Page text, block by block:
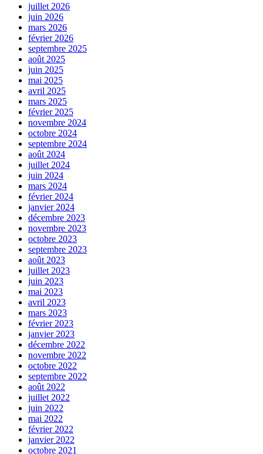
juillet 2026
juin 2026
mars 2026
février 2026
septembre 2025
août 2025
juin 2025
mai 2025
avril 2025
mars 2025
février 2025
novembre 2024
octobre 2024
septembre 2024
août 2024
juillet 2024
juin 2024
mars 2024
février 2024
janvier 2024
décembre 2023
novembre 2023
octobre 2023
septembre 2023
août 2023
juillet 2023
juin 2023
mai 2023
avril 2023
mars 2023
février 2023
janvier 2023
décembre 2022
novembre 2022
octobre 2022
septembre 2022
août 2022
juillet 2022
juin 2022
mai 2022
février 2022
janvier 2022
octobre 2021